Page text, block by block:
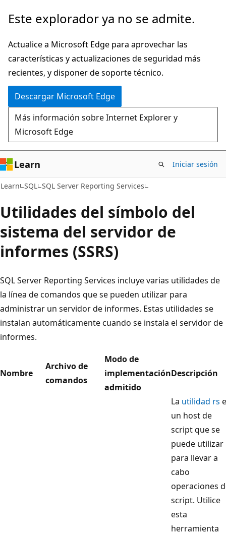
Ir
contenido
principal
Este explorador ya no se admite.
Actualice a Microsoft Edge para aprovechar las
características y actualizaciones de seguridad más
recientes, y disponer de soporte técnico.
Descargar Microsoft Edge
Más información sobre Internet Explorer y
Microsoft Edge
Learn Iniciar sesión
Learn SQL SQL Server Reporting Services
Utilidades del símbolo del
sistema del servidor de
informes (SSRS)
SQL Server Reporting Services incluye varias utilidades de
la línea de comandos que se pueden utilizar para
administrar un servidor de informes. Estas utilidades se
instalan automáticamente cuando se instala el servidor de
informes.
Nombre
Archivo de
comandos
Modo de
implementación
admitido
Descripción
La utilidad rs
un host de
script que se
puede utilizar
para llevar a
cabo
operaciones
script. Utilice
esta
herramienta